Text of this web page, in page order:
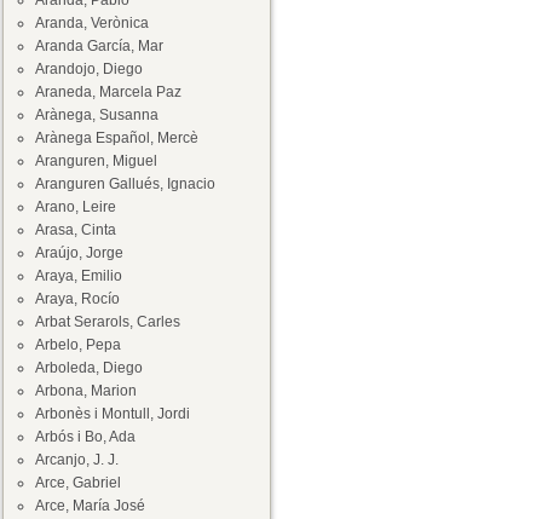
Aranda, Verònica
Aranda García, Mar
Arandojo, Diego
Araneda, Marcela Paz
Arànega, Susanna
Arànega Español, Mercè
Aranguren, Miguel
Aranguren Gallués, Ignacio
Arano, Leire
Arasa, Cinta
Araújo, Jorge
Araya, Emilio
Araya, Rocío
Arbat Serarols, Carles
Arbelo, Pepa
Arboleda, Diego
Arbona, Marion
Arbonès i Montull, Jordi
Arbós i Bo, Ada
Arcanjo, J. J.
Arce, Gabriel
Arce, María José